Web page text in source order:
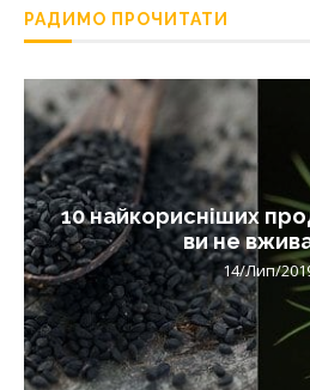
РАДИМО ПРОЧИТАТИ
10 найкорисніших
ви не
14/Лип/